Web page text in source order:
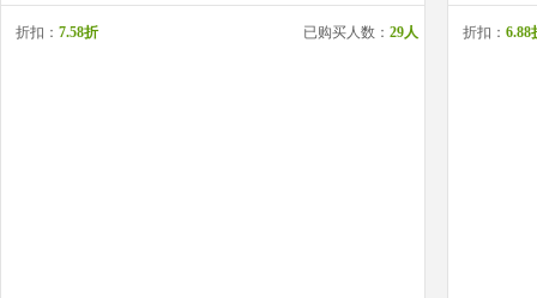
折扣： 7.58折 已购买人数： 29人 折扣： 6.88